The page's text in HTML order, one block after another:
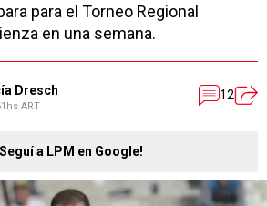
para el Torneo Regional
en una semana.
Dresch
ART
12
Seguí a LPM en Google!